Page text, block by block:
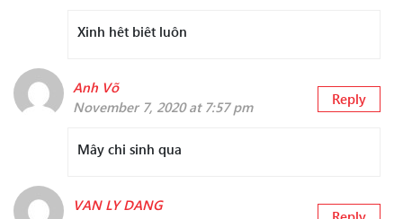
Xinh hêt biêt luôn
Anh Võ
November 7, 2020 at 7:57 pm
Reply
Mây chi sinh qua
VAN LY DANG